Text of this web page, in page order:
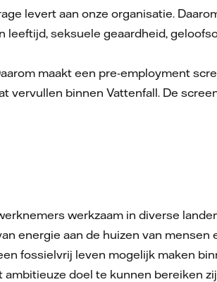
levert aan onze organisatie.
seksuele geaardheid,
maakt een pre-employment
vervullen binnen Vattenfall. De
werkzaam in diverse
energie aan de huizen van mensen
fossielvrij leven mogelijk maken
doel te kunnen bereiken